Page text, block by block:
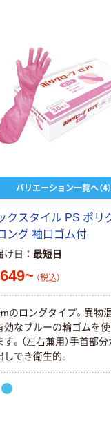
バリエーション一覧へ（4）
クスタイル PS ポリ
ング 袖口ゴム付
け日 最短日
（税込）
のロングタイプ。異物
効なブルーの輪ゴムを
す。（左右兼用）手首部
しでき衛生的。